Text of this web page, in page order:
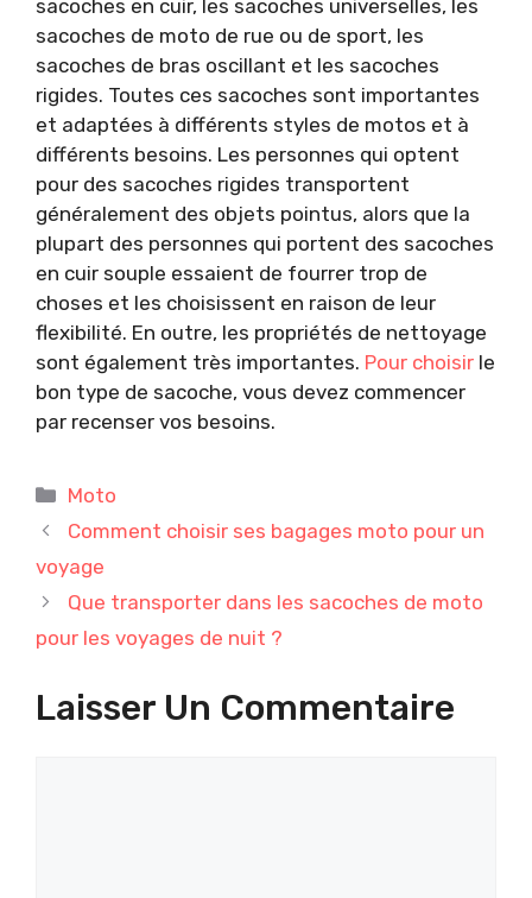
sacoches en cuir, les sacoches universelles, les
sacoches de moto de rue ou de sport, les
sacoches de bras oscillant et les sacoches
rigides. Toutes ces sacoches sont importantes
et adaptées à différents styles de motos et à
différents besoins. Les personnes qui optent
pour des sacoches rigides transportent
généralement des objets pointus, alors que la
plupart des personnes qui portent des sacoches
en cuir souple essaient de fourrer trop de
choses et les choisissent en raison de leur
flexibilité. En outre, les propriétés de nettoyage
sont également très importantes. Pour choisir le
bon type de sacoche, vous devez commencer
par recenser vos besoins.
Catégories
Moto
Comment choisir ses bagages moto pour un
voyage
Que transporter dans les sacoches de moto
pour les voyages de nuit ?
Laisser Un Commentaire